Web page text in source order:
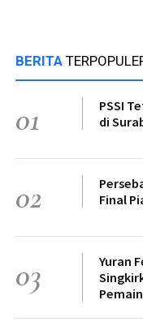
BERITA
01
PSSI
di
02
Final
03
Yuran
Pemain